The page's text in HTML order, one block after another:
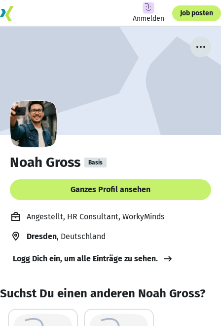
Anmelden
Job posten
Noah Gross Basis
Ganzes Profil ansehen
Angestellt, HR Consultant, WorkyMinds
Dresden, Deutschland
Logg Dich ein, um alle Einträge zu sehen.
Suchst Du einen anderen Noah Gross?